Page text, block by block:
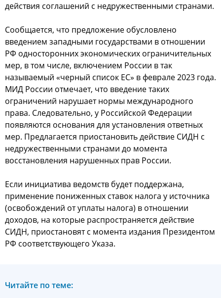
действия соглашений с недружественными странами.
Сообщается, что предложение обусловлено
введением западными государствами в отношении
РФ односторонних экономических ограничительных
мер, в том числе, включением России в так
называемый «черный список ЕС» в феврале 2023 года.
МИД России отмечает, что введение таких
ограничений нарушает нормы международного
права. Следовательно, у Российской Федерации
появляются основания для установления ответных
мер. Предлагается приостановить действие СИДН с
недружественными странами до момента
восстановления нарушенных прав России.
Если инициатива ведомств будет поддержана,
применение пониженных ставок налога у источника
(освобождений от уплаты налога) в отношении
доходов, на которые распространяется действие
СИДН, приостановят с момента издания Президентом
РФ соответствующего Указа.
Читайте по теме: